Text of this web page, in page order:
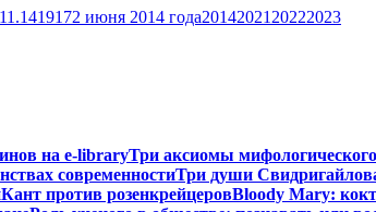
11.1419172 июня 2014 года20142021 20222023
на e-libraryТри аксиомы
современностиТри души
Кант против розенкрейцеровBloody Mary: